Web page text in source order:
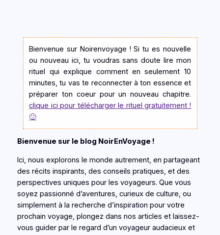
Bienvenue sur Noirenvoyage ! Si tu es nouvelle
ou nouveau ici, tu voudras sans doute lire mon
rituel qui explique comment en seulement 10
minutes, tu vas te reconnecter à ton essence et
préparer ton coeur pour un nouveau chapitre.
clique ici pour télécharger le rituel gratuitement !
🙂
Bienvenue sur le blog NoirEnVoyage !
Ici, nous explorons le monde autrement, en partageant
des récits inspirants, des conseils pratiques, et des
perspectives uniques pour les voyageurs. Que vous
soyez passionné d’aventures, curieux de culture, ou
simplement à la recherche d’inspiration pour votre
prochain voyage, plongez dans nos articles et laissez-
vous guider par le regard d’un voyageur audacieux et